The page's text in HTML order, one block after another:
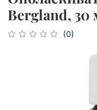
Bergland, 30
(0)